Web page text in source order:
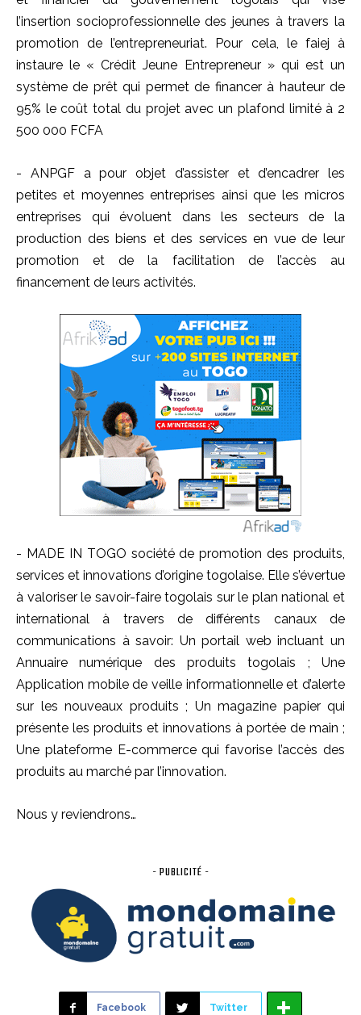
l’insertion socioprofessionnelle des jeunes à travers la
promotion de l’entrepreneuriat. Pour cela, le faiej à
instaure le « Crédit Jeune Entrepreneur » qui est un
système de prêt qui permet de financer à hauteur de
95% le coût total du projet avec un plafond limité à 2
500 000 FCFA
- ANPGF a pour objet d’assister et d’encadrer les
petites et moyennes entreprises ainsi que les micros
entreprises qui évoluent dans les secteurs de la
production des biens et des services en vue de leur
promotion et de la facilitation de l’accès au
financement de leurs activités.
- MADE IN TOGO société de promotion des produits,
services et innovations d’origine togolaise. Elle s’évertue
à valoriser le savoir-faire togolais sur le plan national et
international à travers de différents canaux de
communications à savoir: Un portail web incluant un
Annuaire numérique des produits togolais ; Une
Application mobile de veille informationnelle et d’alerte
sur les nouveaux produits ; Un magazine papier qui
présente les produits et innovations à portée de main ;
Une plateforme E-commerce qui favorise l’accès des
produits au marché par l’innovation.
Nous y reviendrons…
- PUBLICITÉ -
Facebook Twitter